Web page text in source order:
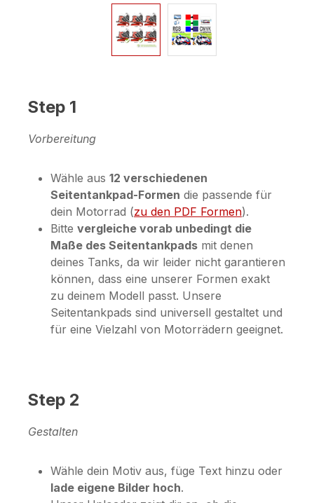
Step 1
Vorbereitung
Wähle aus 12 verschiedenen
Seitentankpad-Formen die passende für
dein Motorrad (zu den PDF Formen).
Bitte vergleiche vorab unbedingt die
Maße des Seitentankpads mit denen
deines Tanks, da wir leider nicht garantieren
können, dass eine unserer Formen exakt
zu deinem Modell passt. Unsere
Seitentankpads sind universell gestaltet und
für eine Vielzahl von Motorrädern geeignet.
Step 2
Gestalten
Wähle dein Motiv aus, füge Text hinzu oder
lade eigene Bilder hoch.